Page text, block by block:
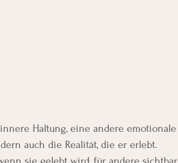
Haltung, eine andere emotionale
auch die Realität, die er erlebt.
sie gelebt wird, für andere sichtbar